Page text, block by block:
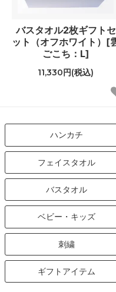
バスタオル2枚ギフトセ
ット（オフホワイト）[
ごこち：L]
11,330円(税込)
ハンカチ
フェイスタオル
バスタオル
ベビー・キッズ
刺繍
ギフトアイテム